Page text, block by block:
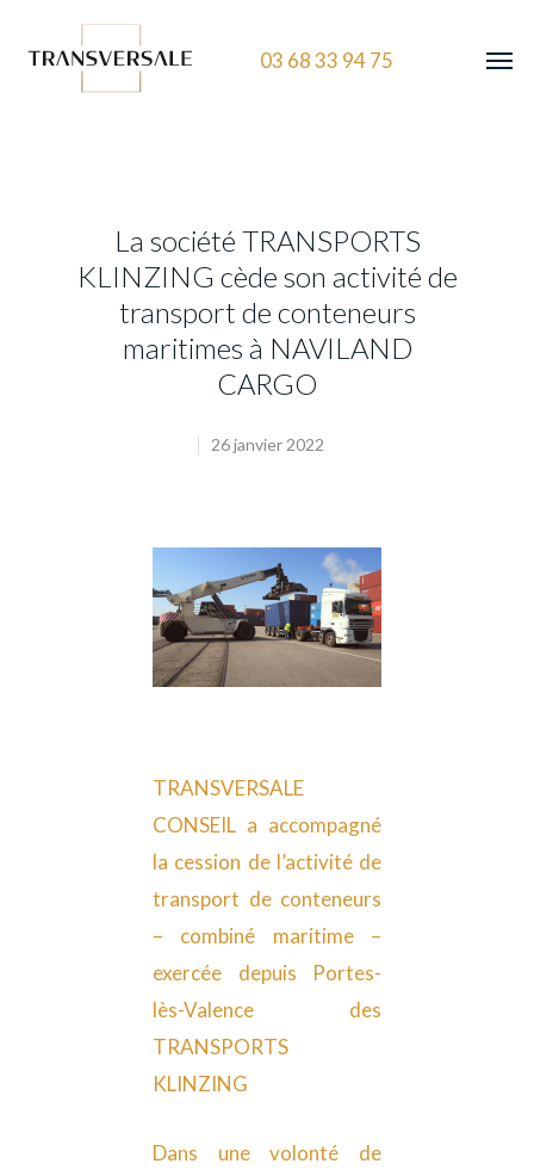
03 68 33 94 75
La société TRANSPORTS
KLINZING cède son activité de
transport de conteneurs
maritimes à NAVILAND
CARGO
26 janvier 2022
TRANSVERSALE
CONSEIL a accompagné
la cession de l’activité de
transport de conteneurs
– combiné maritime –
exercée depuis Portes-
lès-Valence des
TRANSPORTS
KLINZING
Dans une volonté de